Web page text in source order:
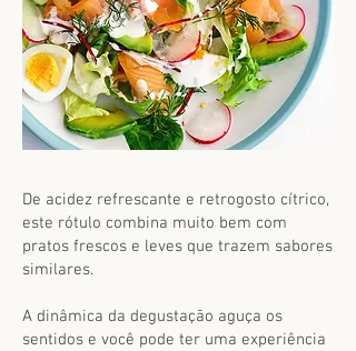
De acidez refrescante e retrogosto cítrico,
este rótulo combina muito bem com
pratos frescos e leves que trazem sabores
similares.
A dinâmica da degustação aguça os
sentidos e você pode ter uma experiência